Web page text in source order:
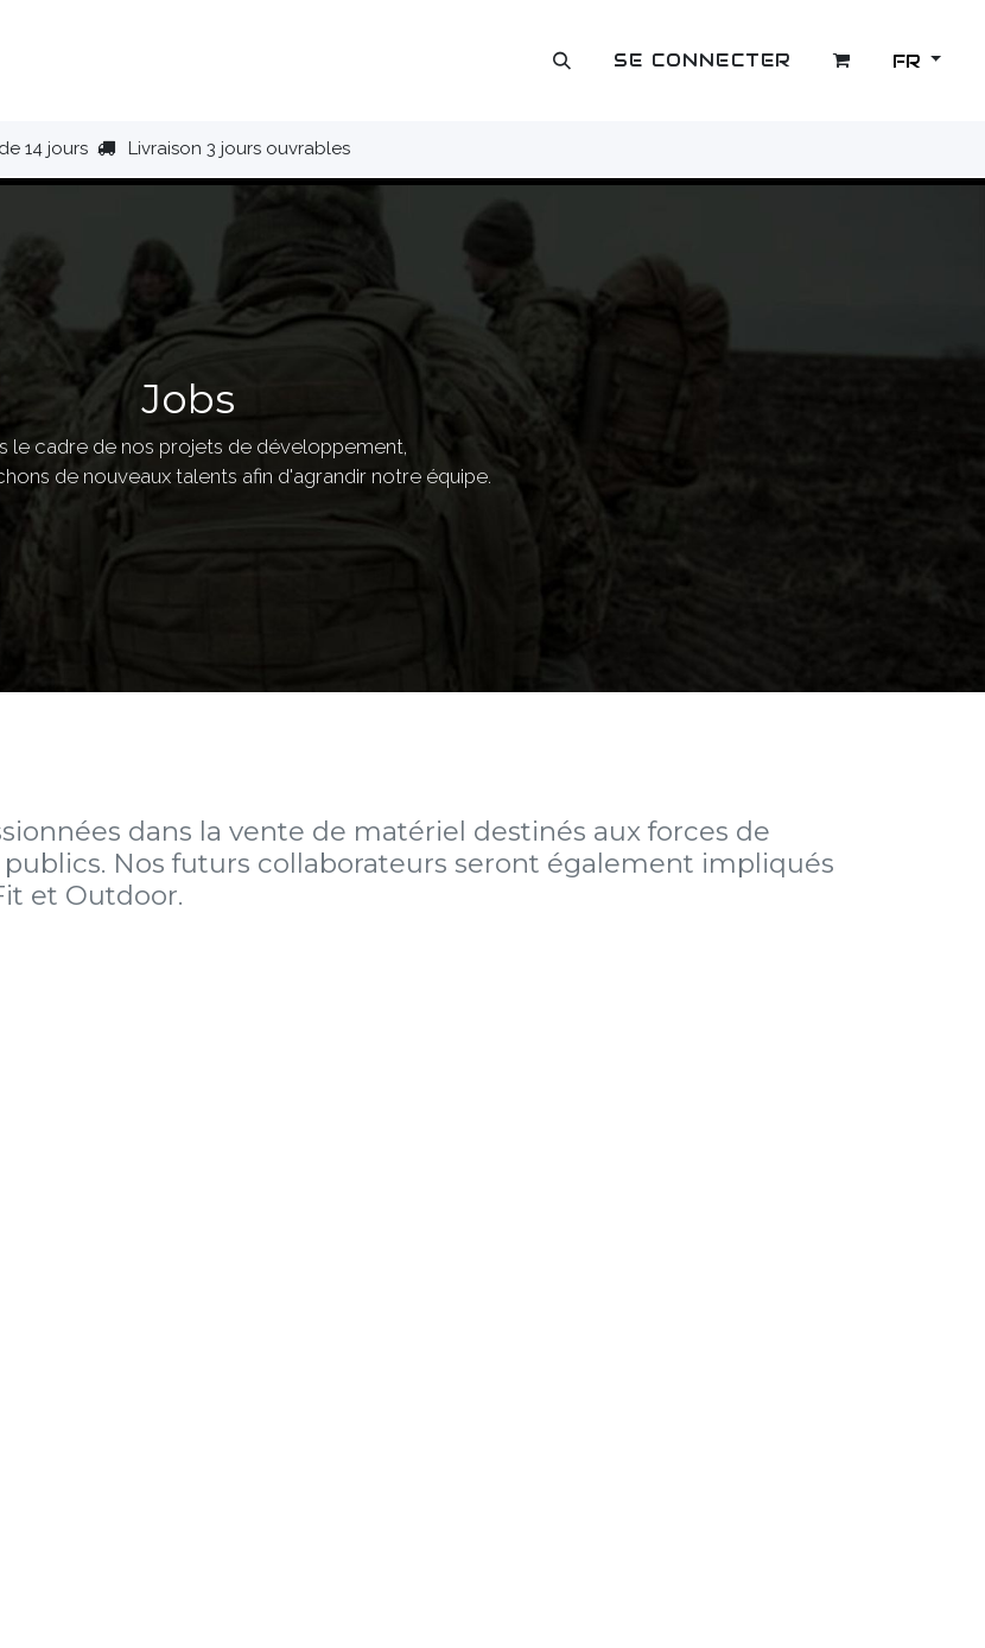
OUTLET SE CONNECTER FR
14 jours Livraison 3 jours ouvrables
Jobs
le cadre de nos projets de développement,
de nouveaux talents afin d'agrandir notre équipe.
dans la vente de matériel destinés aux forces de
Nos futurs collaborateurs seront également impliqués
et Outdoor.